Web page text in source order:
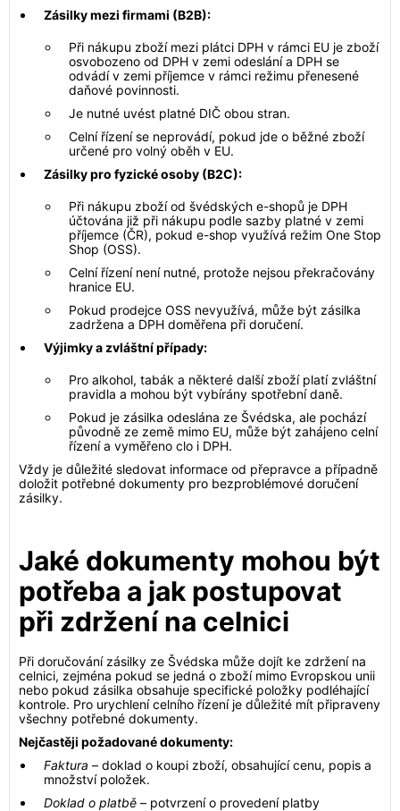
Zásilky mezi firmami (B2B):
Při nákupu zboží mezi plátci DPH v rámci EU je zboží
osvobozeno od DPH v zemi odeslání a DPH se
odvádí v zemi příjemce v rámci režimu přenesené
daňové povinnosti.
Je nutné uvést platné DIČ obou stran.
Celní řízení se neprovádí, pokud jde o běžné zboží
určené pro volný oběh v EU.
Zásilky pro fyzické osoby (B2C):
Při nákupu zboží od švédských e-shopů je DPH
účtována již při nákupu podle sazby platné v zemi
příjemce (ČR), pokud e-shop využívá režim One Stop
Shop (OSS).
Celní řízení není nutné, protože nejsou překračovány
hranice EU.
Pokud prodejce OSS nevyužívá, může být zásilka
zadržena a DPH doměřena při doručení.
Výjimky a zvláštní případy:
Pro alkohol, tabák a některé další zboží platí zvláštní
pravidla a mohou být vybírány spotřební daně.
Pokud je zásilka odeslána ze Švédska, ale pochází
původně ze země mimo EU, může být zahájeno celní
řízení a vyměřeno clo i DPH.
Vždy je důležité sledovat informace od přepravce a případně
doložit potřebné dokumenty pro bezproblémové doručení
zásilky.
Jaké dokumenty mohou být
potřeba a jak postupovat
při zdržení na celnici
Při doručování zásilky ze Švédska může dojít ke zdržení na
celnici, zejména pokud se jedná o zboží mimo Evropskou unii
nebo pokud zásilka obsahuje specifické položky podléhající
kontrole. Pro urychlení celního řízení je důležité mít připraveny
všechny potřebné dokumenty.
Nejčastěji požadované dokumenty:
Faktura – doklad o koupi zboží, obsahující cenu, popis a
množství položek.
Doklad o platbě – potvrzení o provedení platby